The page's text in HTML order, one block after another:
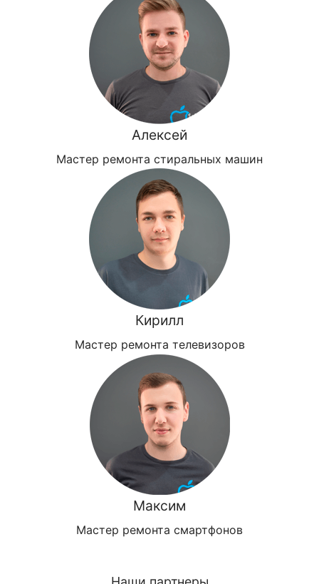
Алексей
Мастер ремонта стиральных машин
Кирилл
Мастер ремонта телевизоров
Максим
Мастер ремонта смартфонов